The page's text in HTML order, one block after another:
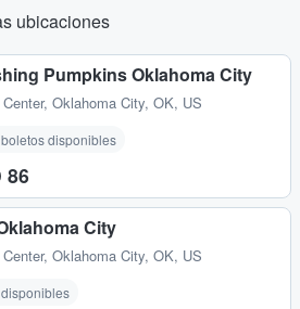
ubicaciones
Pumpkins Oklahoma City
, Oklahoma City, OK, US
disponibles
86
City
, Oklahoma City, OK, US